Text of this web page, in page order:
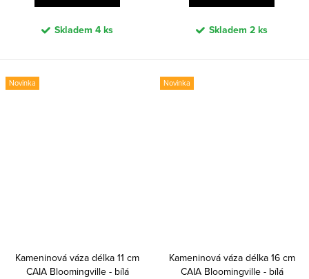
Skladem 4 ks Skladem 2 ks
Novinka
Kameninová váza délka 11 cm
CAIA Bloomingville - bílá
Novinka
Kameninová váza délka 16 cm
CAIA Bloomingville - bílá